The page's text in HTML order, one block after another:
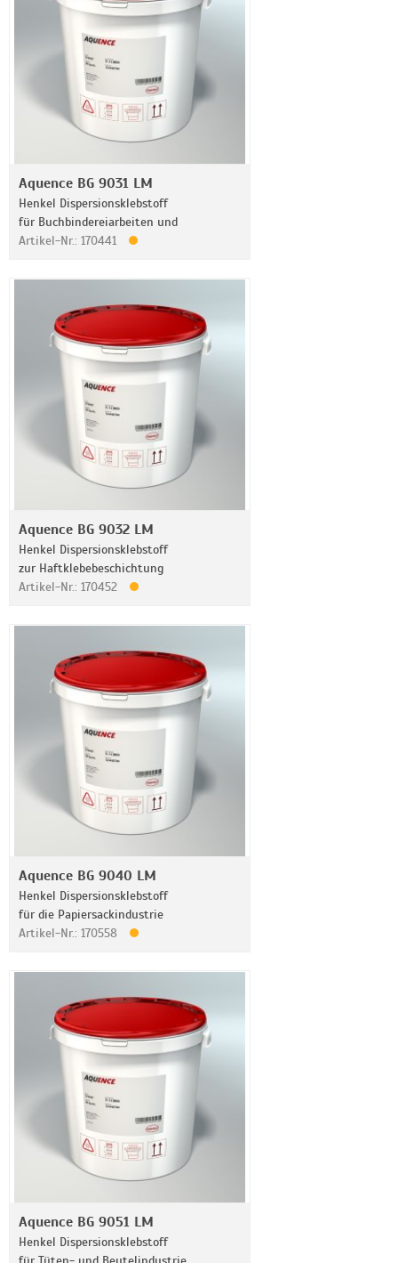
Aquence BG 9031 LM
Henkel Dispersionsklebstoff
für Buchbindereiarbeiten und
Artikel-Nr.: 170441
Aquence BG 9032 LM
Henkel Dispersionsklebstoff
zur Haftklebebeschichtung
Artikel-Nr.: 170452
Aquence BG 9040 LM
Henkel Dispersionsklebstoff
für die Papiersackindustrie
Artikel-Nr.: 170558
Aquence BG 9051 LM
Henkel Dispersionsklebstoff